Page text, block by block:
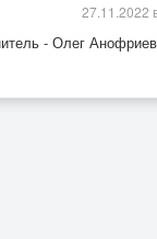
- Олег
27.11.2022